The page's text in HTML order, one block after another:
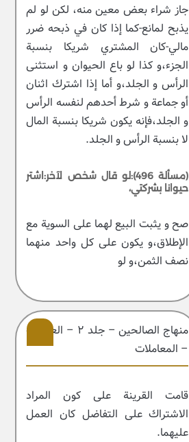
جاز شراء بعض معين منه، لكن لو لم
يذبح لمانع-كما إذا كان في ذبحه ضرر
مالي-كان المشتري شريكا بنسبة
الجزء،و كذا لو باع الحيوان و استثنى
الرأس و الجلد،و أما إذا اشترك اثنان
أو جماعة و شرط أحدهم لنفسه الرأس
و الجلد،فإنه يكون شريكا بنسبة المال
لا بنسبة الرأس و الجلد.
(مسألة 496):لو قال شخص لآخر:اشتر
حيوانا بشركتي،
صح و يثبت البيع لهما على السوية مع
الإطلاق،و يكون على كل واحد منهما
نصف الثمن،و لو
منهاج الصالحین – جلد ۲ – العبادات
– المعاملات
قامت القرينة على كون المراد
الاشتراك على التفاضل كان العمل
عليهما.